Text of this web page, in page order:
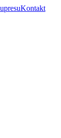
Kontakt